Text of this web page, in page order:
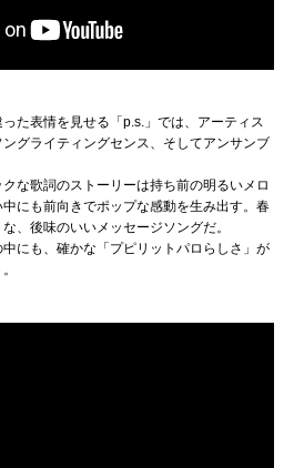
た表情を見せる「p.s.」では、アーティス
グライティングセンス、そしてアンサンブ
な歌詞のストーリーは持ち前の明るいメロ
にも前向きでポップな感動を生み出す。春
、後味のいいメッセージソングだ。
にも、確かな「プピリットパロらしさ」が